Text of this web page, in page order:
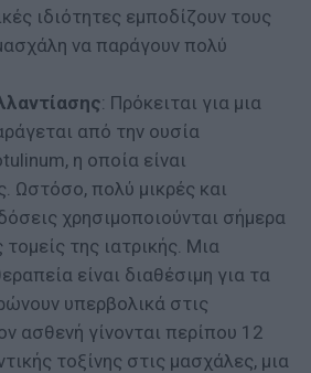
ιδιότητες εμποδίζουν τους
να παράγουν πολύ
: Πρόκειται για μια
από την ουσία
η οποία είναι
Ωστόσο, πολύ μικρές και
χρησιμοποιούνται σήμερα
της ιατρικής. Μια
είναι διαθέσιμη για τα
υπερβολικά στις
ασθενή γίνονται περίπου 12
τοξίνης στις μασχάλες, μια